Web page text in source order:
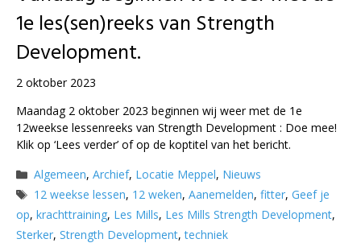
1e les(sen)reeks van Strength
Development.
2 oktober 2023
Maandag 2 oktober 2023 beginnen wij weer met de 1e
12weekse lessenreeks van Strength Development : Doe mee!
Klik op ‘Lees verder’ of op de koptitel van het bericht.
Categorieën
Algemeen,Archief, Locatie Meppel, Nieuws
Tags
12 weekse lessen, 12 weken,Aanemelden,fitter,Geef je
op, krachttraining, Les Mills, Les Mills Strength Development,
Sterker, Strength Development,techniek